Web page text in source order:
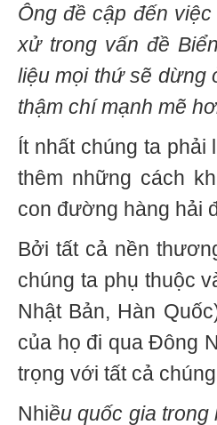
Ông đề cập đến
xử trong vấn đề
liệu mọi thứ sẽ dừng
thậm chí mạnh mẽ
Ít nhất chúng ta
thêm những cách
con đường hàng hải
Bởi tất cả nền
chúng ta phụ thuộc
Nhật Bản, Hàn
của họ đi qua Đông
trọng với tất cả
Nhiều quốc gia